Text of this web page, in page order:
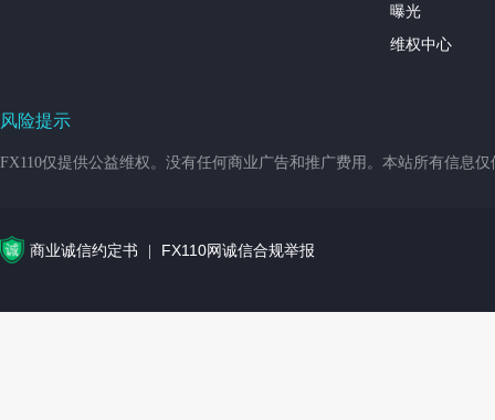
曝光
维权中心
风险提示
FX110仅提供公益维权。没有任何商业广告和推广费用。本站所有信息
商业诚信约定书 | FX110网诚信合规举报